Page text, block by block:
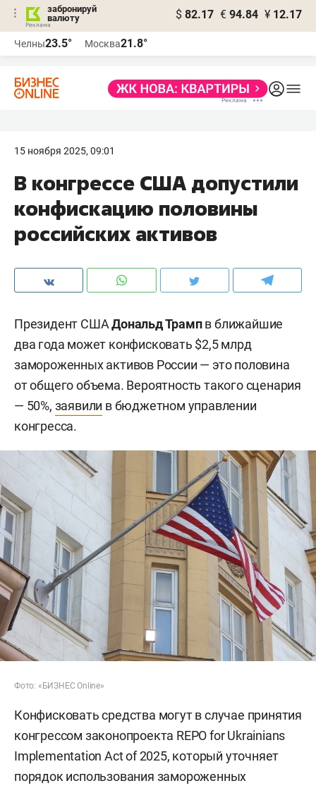
забронируй
валюту
$ 82.17 € 94.84 ¥ 12.17
Челны23.5° Москва21.8°
15 ноября 2025, 09:01
В конгрессе США допустили
конфискацию половины
российских активов
Президент СШАДональд Трампв ближайшие
два года может конфисковать $2,5 млрд
замороженных активов России — это половина
от общего объема. Вероятность такого сценария
— 50%, заявили в бюджетном управлении
конгресса.
Фото: «БИЗНЕС Online»
Конфисковать средства могут в случае принятия
конгрессом законопроекта REPO for Ukrainians
Implementation Act of 2025, который уточняет
порядок использования замороженных